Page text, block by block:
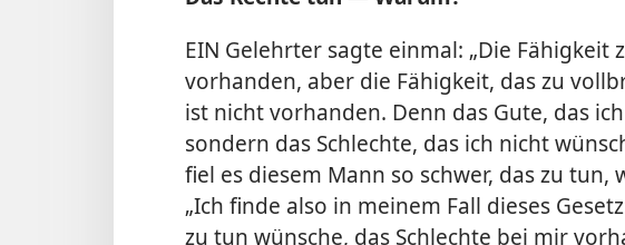
EIN Gelehrter sagte einmal: „Die Fähigkeit
vorhanden, aber die Fähigkeit, das zu
ist nicht vorhanden. Denn das Gute, das
sondern das Schlechte, das ich nicht
fiel es diesem Mann so schwer, das zu tun,
„Ich finde also in meinem Fall dieses
zu tun wünsche, das Schlechte bei mir